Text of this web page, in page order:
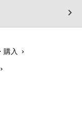
購入